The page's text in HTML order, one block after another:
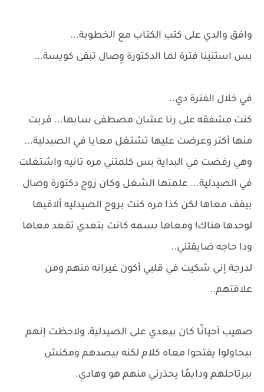
وافق والدي على كتب الكتاب مع الخطوبة...
بس استنينا فترة لما الدكتورة وِصال تبقى كويسة...
في خلال الفترة دي..
كنت مشفقه على رنا عشان مصطفى سابها... قربت
منها أكتر وعرضت عليها تشتغل معايا في الصيدلية...
وهي رفضت في البداية بس كلمتني مره تانيه واشتغلت
في الصيدلية... علمتها الشغل وكان زوج دكتورة وصال
بيقف معاها لكن كذا مره كنت بروح الصيدليه ألاقيها
لوحدها هناك! ومعاها بسمه كانت بتعدي تقعد معاها
ودا حاجه ضايقتني..
لدرجة إني شكيت في قلبي أكون غيرانه منهم ومن
علاقتهم..
صهيب أحيانًا كان بيعدي على الصيدلية، ولاحظت إنهم
بيحاولوا يفتحوا معاه كلام لكنه بيصدهم ومكنش
بيرتاحلهم ودايمًا يحذرني منهم هو وهادي.